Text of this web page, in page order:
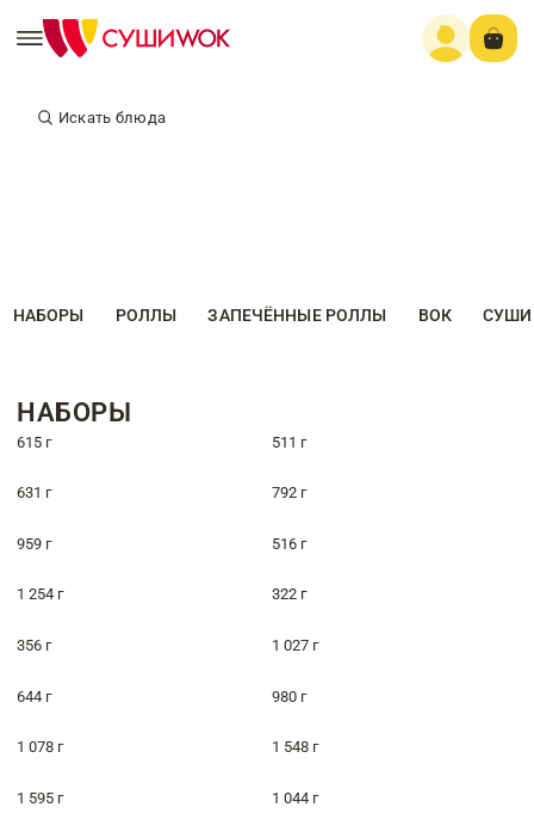
Искать блюда
НАБОРЫ РОЛЛЫ ЗАПЕЧЁННЫЕ РОЛЛЫ ВОК СУШИ
НАБОРЫ
615 г 511 г
631 г 792 г
959 г 516 г
1 254 г 322 г
356 г 1 027 г
644 г 980 г
1 078 г 1 548 г
1 595 г 1 044 г